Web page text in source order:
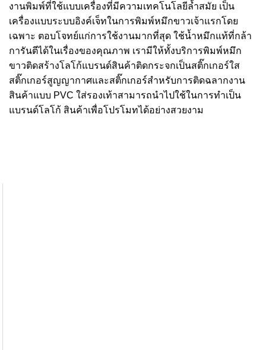
งานพิมพ์ที่ใช้แบบเครื่องที่มีความเทคโนโลยีล้ำสมัย เป็น
เครื่องแบบระบบอิงค์เจ็ทในการพิมพ์หมึกขาวเจ้าแรกโดย
เฉพาะ ตอบโจทย์แก่การใช้งานมากที่สุด ใช้น้ำหมึกแท้ที่กล้า
การันตีได้ในเรื่องของคุณภาพ เรามีให้ทั้งบริการพิมพ์หมึก
ขาวติดสร้างโลโก้แบรนด์สินค้าติดกระจกเป็นสติ๊กเกอร์ใส
สติ๊กเกอร์สูญญากาศและสติ๊กเกอร์สำหรับการติดฉลากงาน
สินค้าแบบ PVC ใส่รองเท้าสามารถนำไปใช้ในการทำเป็น
แบรนด์โลโก้ สินค้าเพื่อโปรโมทได้อย่างสวยงาม